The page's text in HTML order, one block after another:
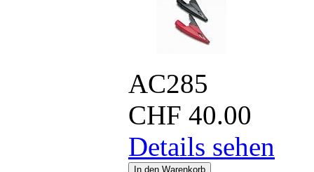
AC285
CHF 40.00
Details sehen